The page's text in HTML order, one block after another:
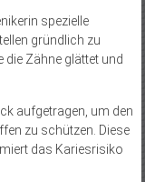
spezielle
gründlich zu
Zähne glättet und
aufgetragen, um den
zu schützen. Diese
das Kariesrisiko